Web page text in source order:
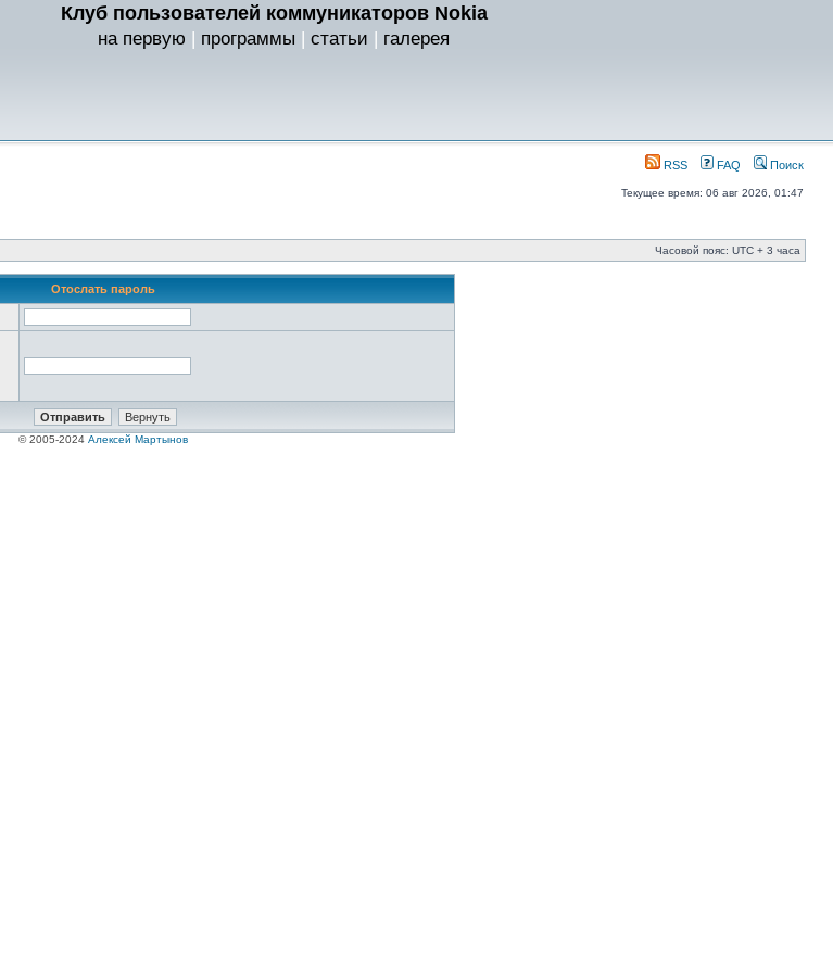
Клуб пользователей коммуникаторов Nokia
на первую | программы | статьи | галерея
RSS FAQ Поиск
Текущее время: 06 авг 2026, 01:47
Часовой пояс: UTC + 3 часа
Отослать пароль
© 2005-2024 Алексей Мартынов